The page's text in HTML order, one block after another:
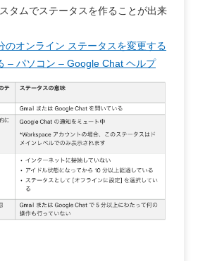
タムでステータスを作ることが出来
のオンライン ステータスを変更する
– パソコン – Google Chat ヘルプ